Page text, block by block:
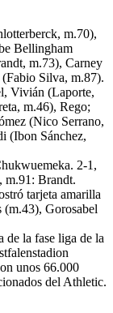
m.70),
Bellingham
m.73), Carney
Silva, m.87).
Vivián (Laporte,
m.46), Rego;
(Nico Serrano,
(Ibon Sánchez,
2-1,
m.91: Brandt.
tarjeta amarilla
(m.43), Gorosabel
de la fase liga de la
unos 66.000
del Athletic.